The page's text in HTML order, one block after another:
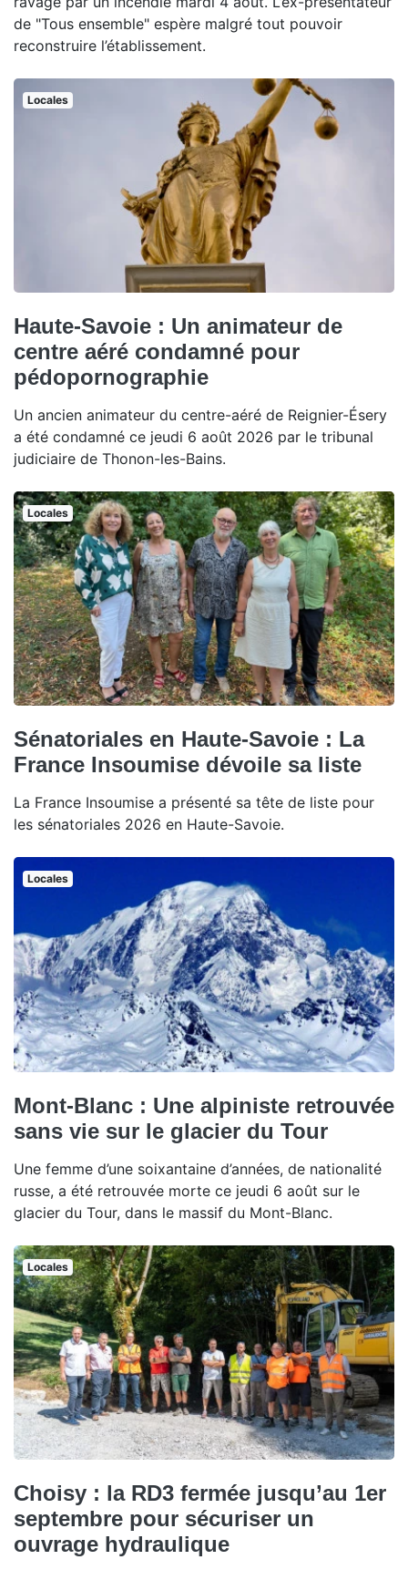
de "Tous ensemble" espère malgré tout pouvoir
reconstruire l’établissement.
Locales
Haute-Savoie : Un animateur de
centre aéré condamné pour
pédopornographie
Un ancien animateur du centre-aéré de Reignier-Ésery
a été condamné ce jeudi 6 août 2026 par le tribunal
judiciaire de Thonon-les-Bains.
Locales
Sénatoriales en Haute-Savoie : La
France Insoumise dévoile sa liste
La France Insoumise a présenté sa tête de liste pour
les sénatoriales 2026 en Haute-Savoie.
Locales
Mont-Blanc : Une alpiniste retrouvée
sans vie sur le glacier du Tour
Une femme d’une soixantaine d’années, de nationalité
russe, a été retrouvée morte ce jeudi 6 août sur le
glacier du Tour, dans le massif du Mont-Blanc.
Locales
Choisy : la RD3 fermée jusqu’au 1er
septembre pour sécuriser un
ouvrage hydraulique